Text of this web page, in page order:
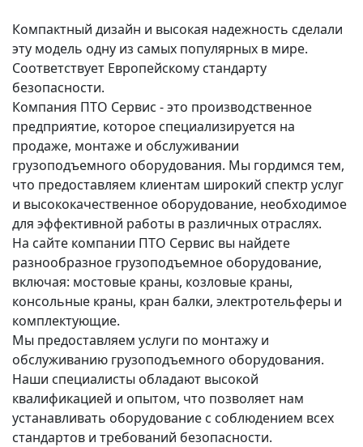
Компактный дизайн и высокая надежность сделали
эту модель одну из самых популярных в мире.
Соответствует Европейскому стандарту
безопасности.
Компания ПТО Сервис - это производственное
предприятие, которое специализируется на
продаже, монтаже и обслуживании
грузоподъемного оборудования. Мы гордимся тем,
что предоставляем клиентам широкий спектр услуг
и высококачественное оборудование, необходимое
для эффективной работы в различных отраслях.
На сайте компании ПТО Сервис вы найдете
разнообразное грузоподъемное оборудование,
включая: мостовые краны, козловые краны,
консольные краны, кран балки, электротельферы и
комплектующие.
Мы предоставляем услуги по монтажу и
обслуживанию грузоподъемного оборудования.
Наши специалисты обладают высокой
квалификацией и опытом, что позволяет нам
устанавливать оборудование с соблюдением всех
стандартов и требований безопасности.